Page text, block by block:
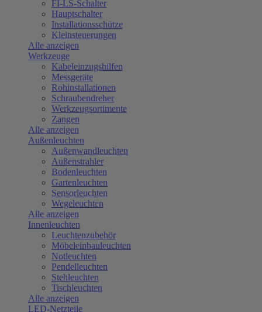
FI-LS-Schalter
Hauptschalter
Installationsschütze
Kleinsteuerungen
Alle anzeigen
Werkzeuge
Kabeleinzugshilfen
Messgeräte
Rohinstallationen
Schraubendreher
Werkzeugsortimente
Zangen
Alle anzeigen
Außenleuchten
Außenwandleuchten
Außenstrahler
Bodenleuchten
Gartenleuchten
Sensorleuchten
Wegeleuchten
Alle anzeigen
Innenleuchten
Leuchtenzubehör
Möbeleinbauleuchten
Notleuchten
Pendelleuchten
Stehleuchten
Tischleuchten
Alle anzeigen
LED-Netzteile